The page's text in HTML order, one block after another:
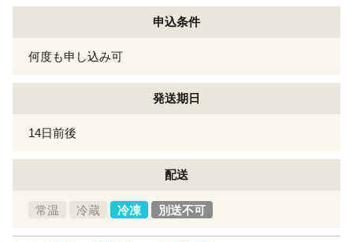
申込条件
何度も申し込み可
発送期日
14日前後
配送
常温 冷蔵 冷凍 別送不可